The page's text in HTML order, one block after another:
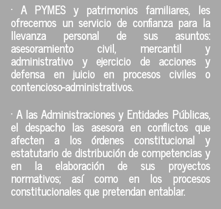
· A PYMES y patrimonios familiares, les
ofrecemos un servicio de confianza para la
llevanza personal de sus asuntos:
asesoramiento civil, mercantil y
administrativo y ejercicio de acciones y
defensa en juicio en procesos civiles o
contencioso-administrativos.
· A las Administraciones y Entidades Públicas,
el despacho las asesora en conflictos que
afecten a los órdenes constitucional y
estatutario de distribución de competencias y
en la elaboración de sus proyectos
normativos; así como en los procesos
constitucionales que pretendan entablar.